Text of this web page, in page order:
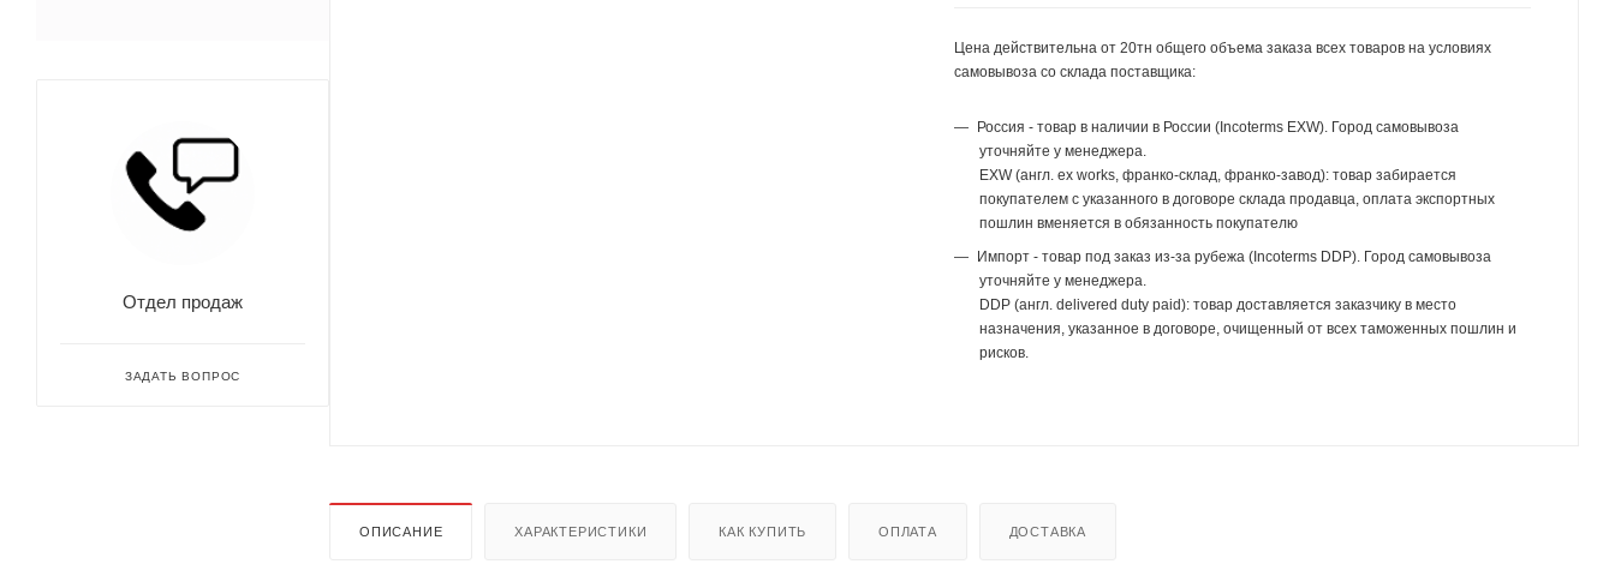
Цена действительна от 20тн общего объема заказа всех товаров на условиях
самовывоза со склада поставщика:
Россия - товар в наличии в России (Incoterms EXW). Город самовывоза
уточняйте у менеджера.
EXW (англ. ex works, франко-склад, франко-завод): товар забирается
покупателем с указанного в договоре склада продавца, оплата экспортных
пошлин вменяется в обязанность покупателю
Импорт - товар под заказ из-за рубежа (Incoterms DDP). Город самовывоза
уточняйте у менеджера.
DDP (англ. delivered duty paid): товар доставляется заказчику в место
назначения, указанное в договоре, очищенный от всех таможенных пошлин и
рисков.
ОПИСАНИЕ ХАРАКТЕРИСТИКИ КАК КУПИТЬ ОПЛАТА ДОСТАВКА
Отдел продаж
ЗАДАТЬ ВОПРОС